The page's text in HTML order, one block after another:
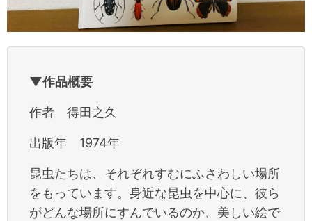
▼作品概要
作者 得田之久
出版年 1974年
昆虫たちは、それぞれすむにふさわしい場所
をもっています。身近な昆虫を中心に、彼ら
がどんな場所にすんでいるのか、美しい絵で